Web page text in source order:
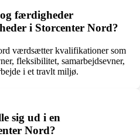
færdigheder
i Storcenter Nord?
værdsætter kvalifikationer som
fleksibilitet, samarbejdsevner,
i et travlt miljø.
sig ud i en
Nord?